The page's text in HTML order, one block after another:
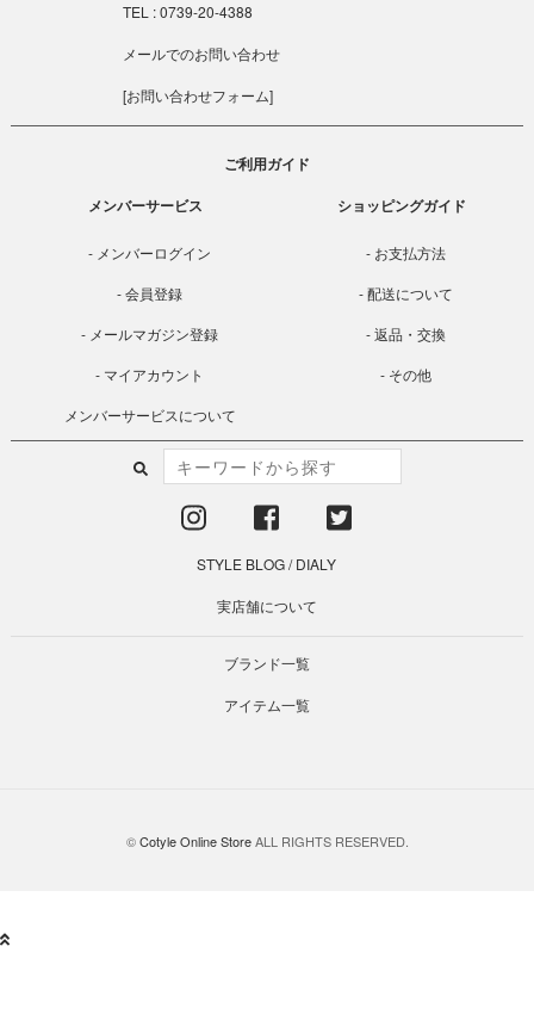
TEL : 0739-20-4388
メールでのお問い合わせ
[お問い合わせフォーム]
ご利用ガイド
メンバーサービス
メンバーログイン
会員登録
メールマガジン登録
マイアカウント
メンバーサービスについて
ショッピングガイド
お支払方法
配送について
返品・交換
その他
STYLE BLOG/DIALY
実店舗について
ブランド一覧
アイテム一覧
©Cotyle Online StoreALL RIGHTS RESERVED.